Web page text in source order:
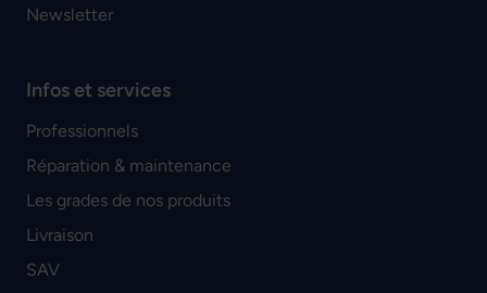
Newsletter
Infos et services
Professionnels
Réparation & maintenance
Les grades de nos produits
Livraison
SAV